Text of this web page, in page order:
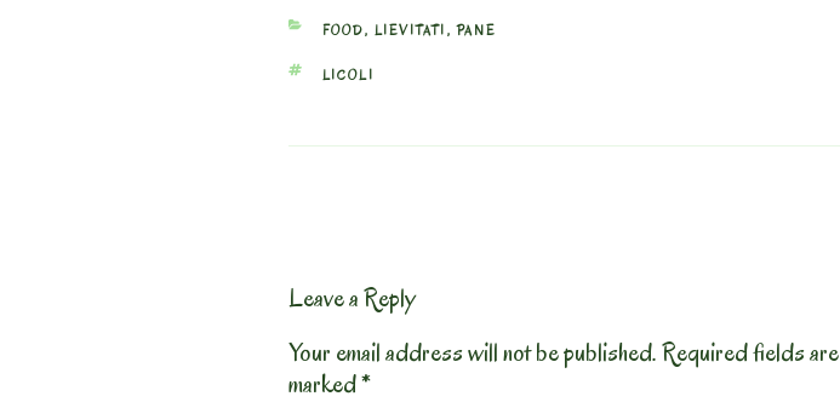
CATEGORIES
FOOD, LIEVITATI ,PANE
TAGS
LICOLI
Leave a Reply
Your email address will not be published.Required fields are
marked*